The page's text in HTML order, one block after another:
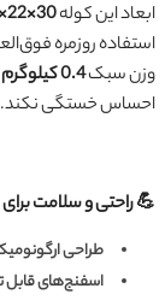
ابعاد این کوله30×22×10 سانتی‌متر
استفاده روزمره
وزن سبک0.4 کیلوگرم
احساس خستگی نکند.
💪 راحتی و سلامت
طراحی
اسفنج‌های